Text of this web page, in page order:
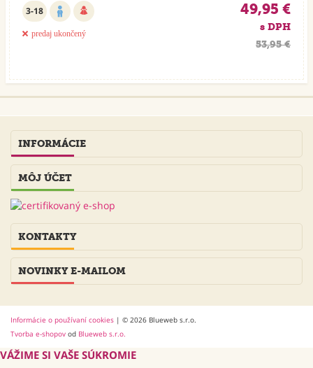
3-18
predaj ukončený
49,95 €
s DPH
53,95 €
INFORMÁCIE
MÔJ ÚČET
KONTAKTY
NOVINKY E-MAILOM
Informácie o používaní cookies | © 2026 Blueweb s.r.o.
Tvorba e-shopov od Blueweb s.r.o.
VÁŽIME SI VAŠE SÚKROMIE